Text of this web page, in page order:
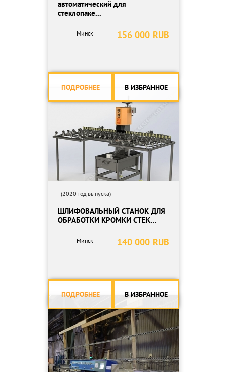
автоматический для
стеклопаке...
156 000 RUB
Минск
ПОДРОБНЕЕ В ИЗБРАННОЕ
(2020 год выпуска)
ШЛИФОВАЛЬНЫЙ СТАНОК ДЛЯ
ОБРАБОТКИ КРОМКИ СТЕК...
140 000 RUB
Минск
ПОДРОБНЕЕ В ИЗБРАННОЕ